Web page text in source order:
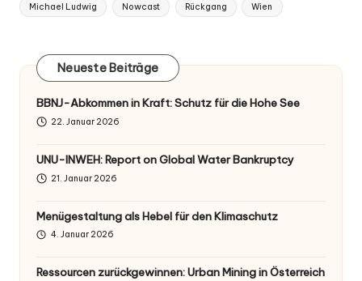
Michael Ludwig Nowcast Rückgang Wien
Neueste Beiträge
BBNJ-Abkommen in Kraft: Schutz für die Hohe See
22. Januar 2026
UNU-INWEH: Report on Global Water Bankruptcy
21. Januar 2026
Menügestaltung als Hebel für den Klimaschutz
4. Januar 2026
Ressourcen zurückgewinnen: Urban Mining in Österreich